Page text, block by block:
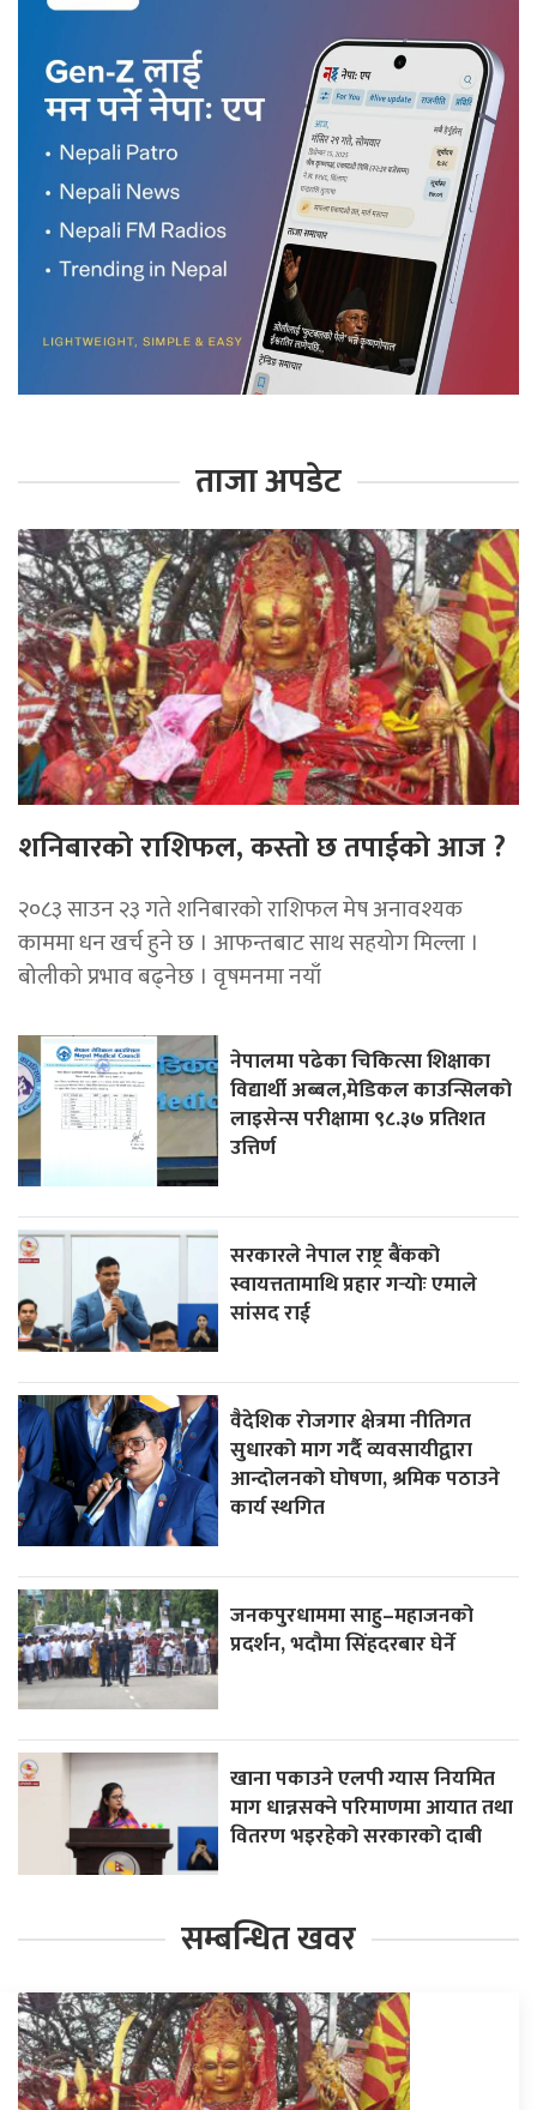
ताजा अपडेट
शनिबारको राशिफल, कस्तो छ तपाईको आज ?
२०८३ साउन २३ गते शनिबारको राशिफल मेष अनावश्यक
काममा धन खर्च हुने छ । आफन्तबाट साथ सहयोग मिल्ला ।
बोलीको प्रभाव बढ्नेछ । वृषमनमा नयाँ
नेपालमा पढेका चिकित्सा शिक्षाका
विद्यार्थी अब्बल,मेडिकल काउन्सिलको
लाइसेन्स परीक्षामा ९८.३७ प्रतिशत
उत्तिर्ण
सरकारले नेपाल राष्ट्र बैंकको
स्वायत्ततामाथि प्रहार गर्‍योः एमाले
सांसद राई
वैदेशिक रोजगार क्षेत्रमा नीतिगत
सुधारको माग गर्दै व्यवसायीद्वारा
आन्दोलनको घोषणा, श्रमिक पठाउने
कार्य स्थगित
जनकपुरधाममा साहु–महाजनको
प्रदर्शन, भदौमा सिंहदरबार घेर्ने
खाना पकाउने एलपी ग्यास नियमित
माग धान्नसक्ने परिमाणमा आयात तथा
वितरण भइरहेको सरकारको दाबी
सम्बन्धित खवर